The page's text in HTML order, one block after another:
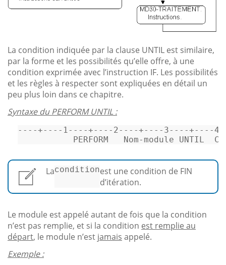
La condition indiquée par la clause UNTIL est similaire,
par la forme et les possibilités qu’elle offre, à une
condition exprimée avec l’instruction IF. Les possibilités
et les règles à respecter sont expliquées en détail un
peu plus loin dans ce chapitre.
Syntaxe du PERFORM UNTIL :
----+----1----+----2----+----3----+----
           PERFORM   Nom
- module UNTIL
Laconditionest une condition de FIN
d’itération.
Le module est appelé autant de fois que la condition
n’est pas remplie, et si la condition est remplie au
départ, le module n’est jamais appelé.
Exemple :